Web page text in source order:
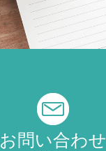
お問い合わせ